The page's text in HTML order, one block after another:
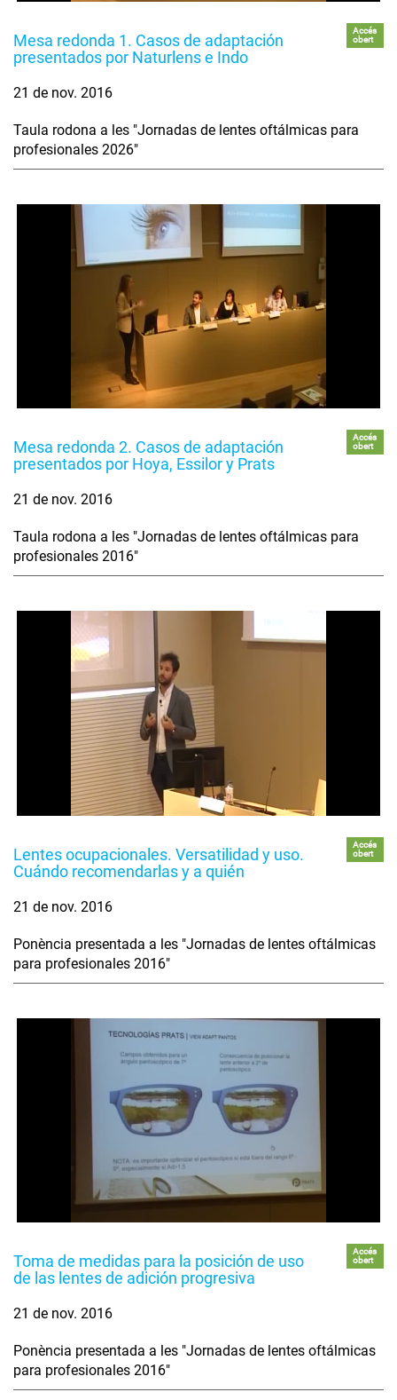
Mesa redonda 1. Casos de adaptación
presentados por Naturlens e Indo
Accés
obert
21 de nov. 2016
Taula rodona a les "Jornadas de lentes oftálmicas para
profesionales 2026"
Mesa redonda 2. Casos de adaptación
presentados por Hoya, Essilor y Prats
Accés
obert
21 de nov. 2016
Taula rodona a les "Jornadas de lentes oftálmicas para
profesionales 2016"
Lentes ocupacionales. Versatilidad y uso.
Cuándo recomendarlas y a quién
Accés
obert
21 de nov. 2016
Ponència presentada a les "Jornadas de lentes oftálmicas
para profesionales 2016"
Toma de medidas para la posición de uso
de las lentes de adición progresiva
Accés
obert
21 de nov. 2016
Ponència presentada a les "Jornadas de lentes oftálmicas
para profesionales 2016"